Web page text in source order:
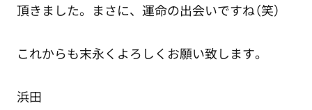
頂きました。まさに、運命の出会いですね（笑）
これからも末永くよろしくお願い致します。
浜田